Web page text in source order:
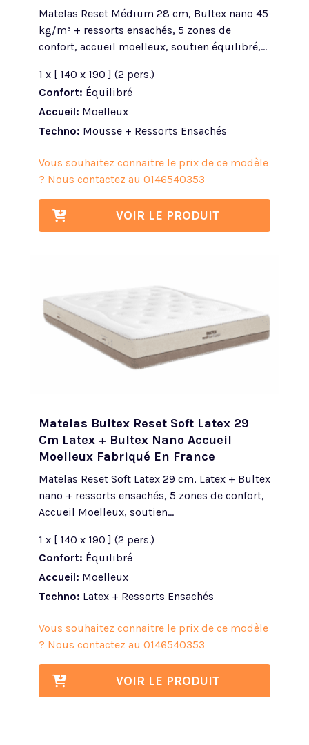
Matelas Reset Médium 28 cm, Bultex nano 45
kg/m³ + ressorts ensachés, 5 zones de
confort, accueil moelleux, soutien équilibré,...
1 x [ 140 x 190 ] (2 pers.)
Confort: Équilibré
Accueil: Moelleux
Techno: Mousse + Ressorts Ensachés
Vous souhaitez connaitre le prix de ce modèle
? Nous contactez au 0146540353
VOIR LE PRODUIT
Matelas Bultex Reset Soft Latex 29
Cm Latex + Bultex Nano Accueil
Moelleux Fabriqué En France
Matelas Reset Soft Latex 29 cm, Latex + Bultex
nano + ressorts ensachés, 5 zones de confort,
Accueil Moelleux, soutien...
1 x [ 140 x 190 ] (2 pers.)
Confort: Équilibré
Accueil: Moelleux
Techno: Latex + Ressorts Ensachés
Vous souhaitez connaitre le prix de ce modèle
? Nous contactez au 0146540353
VOIR LE PRODUIT